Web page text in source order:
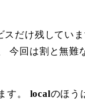
スだけ残してい
今回は割と無難
す。 localのほう